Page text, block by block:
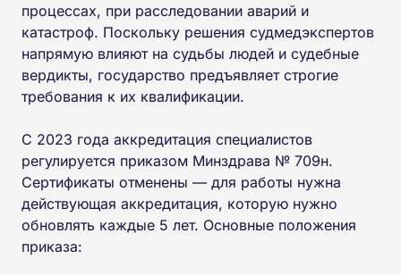
процессах, при расследовании аварий и
катастроф. Поскольку решения судмедэкспертов
напрямую влияют на судьбы людей и судебные
вердикты, государство предъявляет строгие
требования к их квалификации.
С 2023 года аккредитация специалистов
регулируется приказом Минздрава № 709н.
Сертификаты отменены — для работы нужна
действующая аккредитация, которую нужно
обновлять каждые 5 лет. Основные положения
приказа: